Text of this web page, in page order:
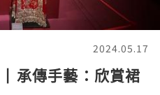
2024.05.17
承傳手藝：欣賞裙